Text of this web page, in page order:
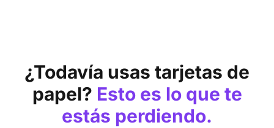
¿Todavía usas tarjetas de
papel? Esto es lo que te
estás perdiendo.